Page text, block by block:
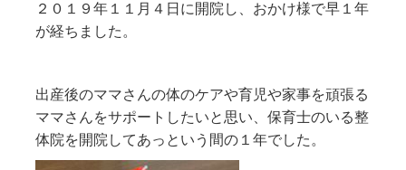
２０１９年１１月４日に開院し、おかけ様で早１年
が経ちました。
出産後のママさんの体のケアや育児や家事を頑張る
ママさんをサポートしたいと思い、保育士のいる整
体院を開院してあっという間の１年でした。